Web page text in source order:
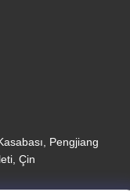
Pengjiang
Çin